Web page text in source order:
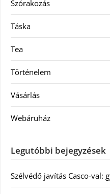
Szórakozás
Táska
Tea
Történelem
Vásárlás
Webáruház
Legutóbbi bejegyzések
Szélvédő javítás Casco-val: